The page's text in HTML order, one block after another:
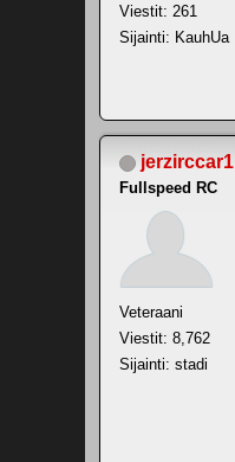
Viestit: 261
Sijainti: KauhUa
jerzirccar1
Fullspeed RC
Veteraani
Viestit: 8,762
Sijainti: stadi